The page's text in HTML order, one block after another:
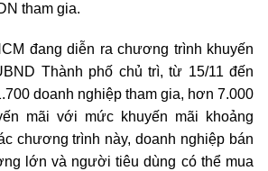
tham gia.
đang diễn ra chương trình khuyến
Thành phố chủ trì, từ 15/11 đến
doanh nghiệp tham gia, hơn 7.000
mãi với mức khuyến mãi khoảng
chương trình này, doanh nghiệp bán
lớn và người tiêu dùng có thể mua